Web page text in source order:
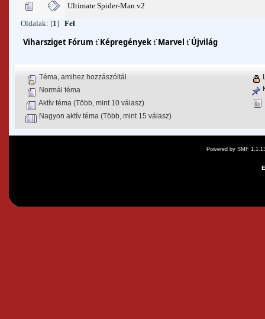
Ultimate Spider-Man v2
Oldalak: [1] Fel
Viharsziget Fórum ťKépregényekťMarvel ťÚjvilág
Téma, amihez hozzászóltál
Normál téma
Aktív téma (Több, mint 10 válasz)
Nagyon aktív téma (Több, mint 15 válasz)
Powered by SMF